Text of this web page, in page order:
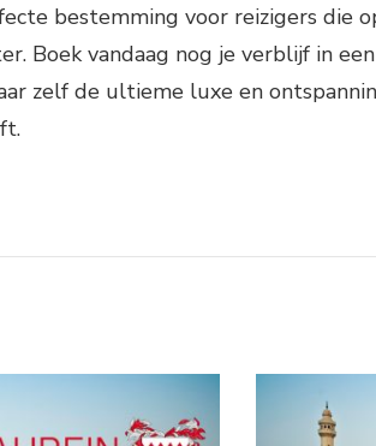
bestemming voor reizigers die
Boek vandaag nog je verblijf in
zelf de ultieme luxe en